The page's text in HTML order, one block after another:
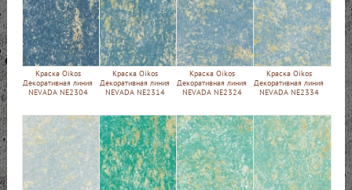
Краска Oikos
Декоративная линия
NEVADA NE2304
Краска Oikos
Декоративная линия
NEVADA NE2314
Краска Oikos
Декоративная линия
NEVADA NE2324
Краска Oikos
Декоративная линия
NEVADA NE2334